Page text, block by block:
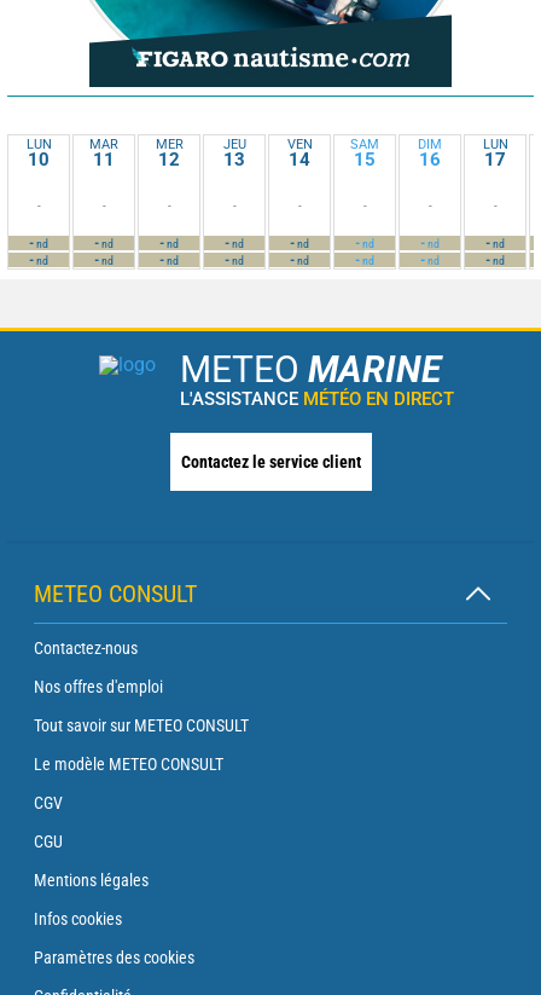
LUN
10
-
-nd
-nd
MAR
11
-
-nd
-nd
MER
12
-
-nd
-nd
JEU
13
-
-nd
-nd
VEN
14
-
-nd
-nd
SAM
15
-
-nd
-nd
DIM
16
-
-nd
-nd
LUN
17
-
-nd
-nd
METEO MARINE
L'ASSISTANCE MÉTÉO EN DIRECT
Contactez le service client
METEO CONSULT
Contactez-nous
Nos offres d'emploi
Tout savoir sur METEO CONSULT
Le modèle METEO CONSULT
CGV
CGU
Mentions légales
Infos cookies
Paramètres des cookies